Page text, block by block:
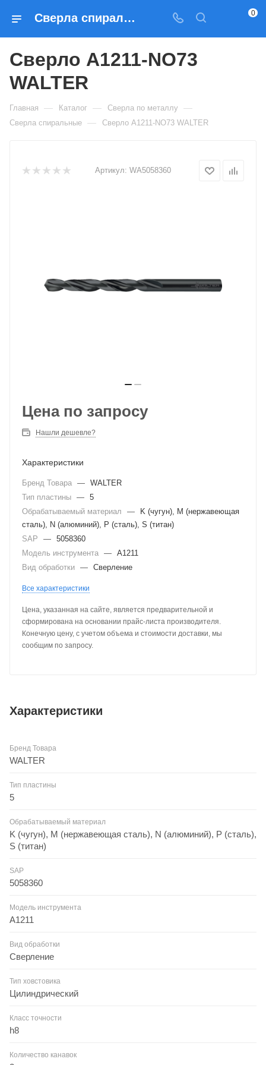
Сверла спиральные Сверло A1211-NO73 WALTER — купить по выгодным ценам в Москве 0
Сверло A1211-NO73
WALTER
Главная — Каталог — Сверла по металлу —
Сверла спиральные — Сверло A1211-NO73 WALTER
Артикул: WA5058360
Цена по запросу
Нашли дешевле?
Характеристики
Бренд Товара — WALTER
Тип пластины — 5
Обрабатываемый материал
—
K (чугун), M (нержавеющая
сталь), N (алюминий), P (сталь), S (титан)
SAP
— 5058360
Модель инструмента — A1211
Вид обработки — Сверление
Все характеристики
Цена, указанная на сайте, является предварительной и
сформирована на основании прайс-листа производителя.
Конечную цену, с учетом объема и стоимости доставки, мы
сообщим по запросу.
Характеристики
Бренд Товара
WALTER
Тип пластины
5
Обрабатываемый материал
K (чугун), M (нержавеющая сталь), N (алюминий), P (сталь),
S (титан)
SAP
5058360
Модель инструмента
A1211
Вид обработки
Сверление
Тип ховстовика
Цилиндрический
Класс точности
h8
Количество канавок